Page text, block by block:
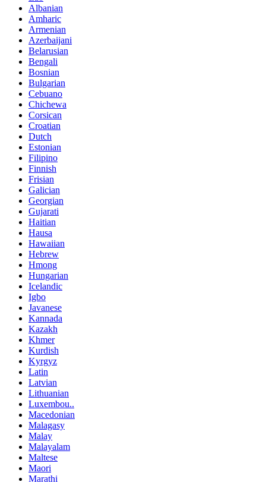
Albanian
Amharic
Armenian
Azerbaijani
Belarusian
Bengali
Bosnian
Bulgarian
Cebuano
Chichewa
Corsican
Croatian
Dutch
Estonian
Filipino
Finnish
Frisian
Galician
Georgian
Gujarati
Haitian
Hausa
Hawaiian
Hebrew
Hmong
Hungarian
Icelandic
Igbo
Javanese
Kannada
Kazakh
Khmer
Kurdish
Kyrgyz
Latin
Latvian
Lithuanian
Luxembou..
Macedonian
Malagasy
Malay
Malayalam
Maltese
Maori
Marathi